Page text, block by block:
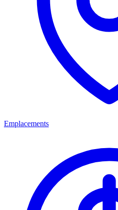
Emplacements